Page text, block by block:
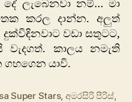
ලැබෙනවා නම්… මා
කරල දාන්න. අලුත්
වඩා සතුටට,
කාලය නමැති
ගහගෙන යාවි.
Super Stars, අමරසිරි පීරිස්,